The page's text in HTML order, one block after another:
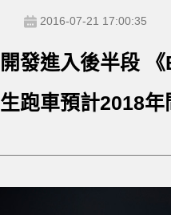
2016-07-21 17:00:35
開發進入後半段
生跑車預計2018年